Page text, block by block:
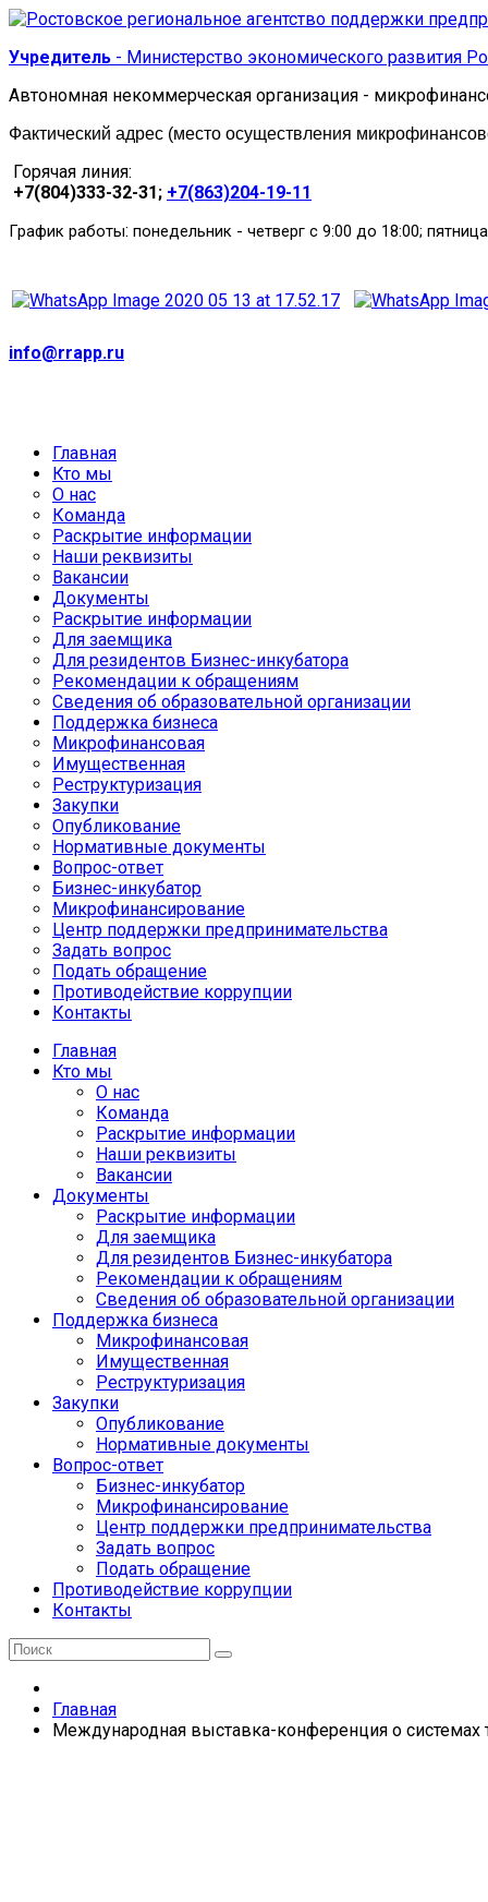
Учредитель - Министерство экономического развития
Автономная некоммерческая организация -
Фактический адрес (место осуществления
Горячая линия:
+7(804)333-32-31; +7(863)204-19-11
График работы: понедельник - четверг с 9:00 до 18:00;
info@rrapp.ru
Главная
Кто мы
О нас
Команда
Раскрытие информации
Наши реквизиты
Вакансии
Документы
Раскрытие информации
Для заемщика
Для резидентов Бизнес-инкубатора
Рекомендации к обращениям
Сведения об образовательной организации
Поддержка бизнеса
Микрофинансовая
Имущественная
Реструктуризация
Закупки
Опубликование
Нормативные документы
Вопрос-ответ
Бизнес-инкубатор
Микрофинансирование
Центр поддержки предпринимательства
Задать вопрос
Подать обращение
Противодействие коррупции
Контакты
Главная
Кто мы
О нас
Команда
Раскрытие информации
Наши реквизиты
Вакансии
Документы
Раскрытие информации
Для заемщика
Для резидентов Бизнес-инкубатора
Рекомендации к обращениям
Сведения об образовательной организации
Поддержка бизнеса
Микрофинансовая
Имущественная
Реструктуризация
Закупки
Опубликование
Нормативные документы
Вопрос-ответ
Бизнес-инкубатор
Микрофинансирование
Центр поддержки предпринимательства
Задать вопрос
Подать обращение
Противодействие коррупции
Контакты
Главная
Международная выставка-конференция о системах